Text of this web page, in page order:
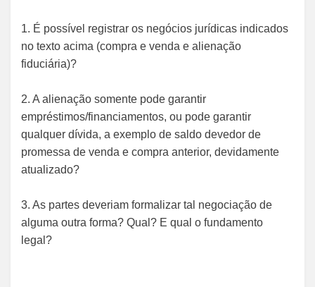
1. É possível registrar os negócios jurídicas indicados
no texto acima (compra e venda e alienação
fiduciária)?
2. A alienação somente pode garantir
empréstimos/financiamentos, ou pode garantir
qualquer dívida, a exemplo de saldo devedor de
promessa de venda e compra anterior, devidamente
atualizado?
3. As partes deveriam formalizar tal negociação de
alguma outra forma? Qual? E qual o fundamento
legal?